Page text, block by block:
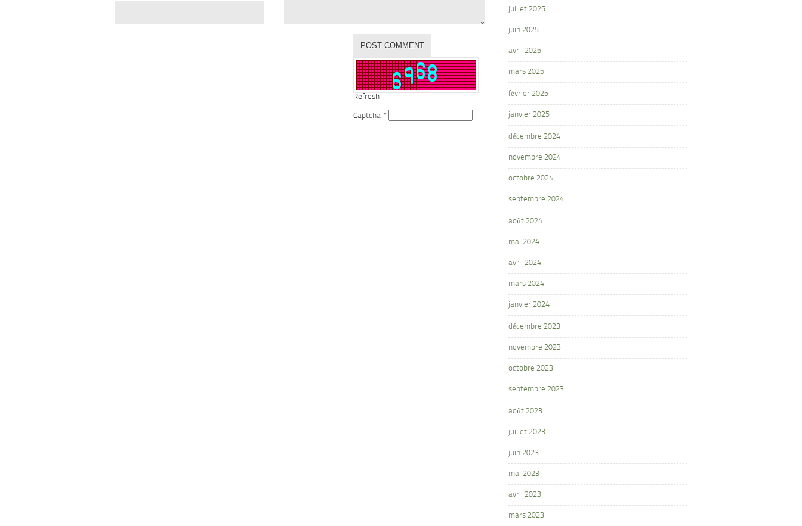
Refresh
Captcha *
juillet 2025
juin 2025
avril 2025
mars 2025
février 2025
janvier 2025
décembre 2024
novembre 2024
octobre 2024
septembre 2024
août 2024
mai 2024
avril 2024
mars 2024
janvier 2024
décembre 2023
novembre 2023
octobre 2023
septembre 2023
août 2023
juillet 2023
juin 2023
mai 2023
avril 2023
mars 2023